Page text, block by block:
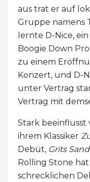
aus trat er auf
Gruppe namens
lernte D-Nice,
Boogie Down
zu einem
Konzert, und D-
unter Vertrag
Vertrag mit
Stark beeinflusst
ihrem Klassiker
Debüt, Grits
Rolling Stone hat
schrecklichen